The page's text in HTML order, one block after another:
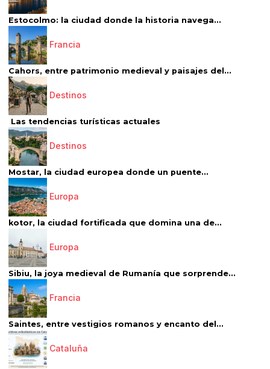
Estocolmo: la ciudad donde la historia navega...
Francia
Cahors, entre patrimonio medieval y paisajes del...
Destinos
Las tendencias turísticas actuales
Destinos
Mostar, la ciudad europea donde un puente...
Europa
kotor, la ciudad fortificada que domina una de...
Europa
Sibiu, la joya medieval de Rumanía que sorprende...
Francia
Saintes, entre vestigios romanos y encanto del...
Cataluña